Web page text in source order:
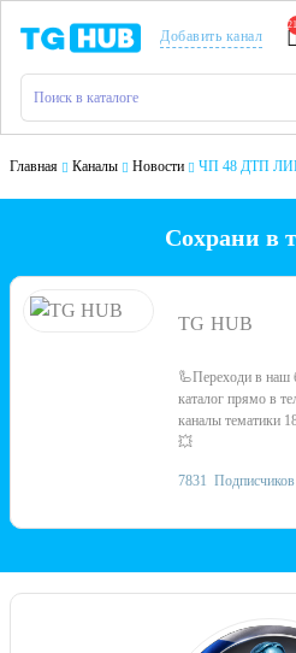
Добавить канал
Главная Каналы Новости ЧП 48 ДТП
Сохрани в
TG HUB
🦾Переходи в наш
каталог прямо в
каналы тематики
💥
7831 Подписчиков